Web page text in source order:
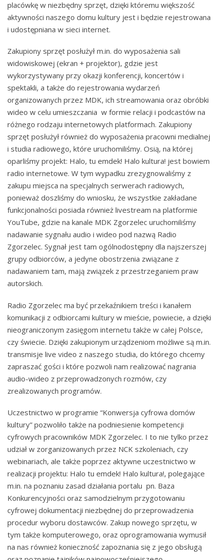
placówkę w niezbędny sprzęt, dzięki któremu większość
aktywności naszego domu kultury jest i będzie rejestrowana
i udostępniana w sieci internet.
Zakupiony sprzęt posłużył m.in. do wyposażenia sali
widowiskowej (ekran + projektor), gdzie jest
wykorzystywany przy okazji konferencji, koncertów i
spektakli, a także do rejestrowania wydarzeń
organizowanych przez MDK, ich streamowania oraz obróbki
wideo w celu umieszczania w formie relacji i podcastów na
różnego rodzaju internetowych platformach. Zakupiony
sprzęt posłużył również do wyposażenia pracowni medialnej
i studia radiowego, które uruchomiliśmy. Osią, na której
oparliśmy projekt: Halo, tu emdek! Halo kultura! jest bowiem
radio internetowe. W tym wypadku zrezygnowaliśmy z
zakupu miejsca na specjalnych serwerach radiowych,
ponieważ doszliśmy do wniosku, że wszystkie zakładane
funkcjonalności posiada również livestream na platformie
YouTube, gdzie na kanale MDK Zgorzelec uruchomiliśmy
nadawanie sygnału audio i wideo pod nazwą Radio
Zgorzelec. Sygnał jest tam ogólnodostępny dla najszerszej
grupy odbiorców, a jedyne obostrzenia związane z
nadawaniem tam, mają związek z przestrzeganiem praw
autorskich.
Radio Zgorzelec ma być przekaźnikiem treści i kanałem
komunikacji z odbiorcami kultury w mieście, powiecie, a dzięki
nieograniczonym zasięgom internetu także w całej Polsce,
czy świecie. Dzięki zakupionym urządzeniom możliwe są m.in.
transmisje live video z naszego studia, do którego chcemy
zapraszać gości i które pozwoli nam realizować nagrania
audio-wideo z przeprowadzonych rozmów, czy
zrealizowanych programów.
Uczestnictwo w programie “Konwersja cyfrowa domów
kultury” pozwoliło także na podniesienie kompetencji
cyfrowych pracowników MDK Zgorzelec. I to nie tylko przez
udział w zorganizowanych przez NCK szkoleniach, czy
webinariach, ale także poprzez aktywne uczestnictwo w
realizacji projektu: Halo tu emdek! Halo kultura!, polegające
m.in. na poznaniu zasad działania portalu pn. Baza
Konkurencyjności oraz samodzielnym przygotowaniu
cyfrowej dokumentacji niezbędnej do przeprowadzenia
procedur wyboru dostawców. Zakup nowego sprzętu, w
tym także komputerowego, oraz oprogramowania wymusił
na nas również konieczność zapoznania się z jego obsługą